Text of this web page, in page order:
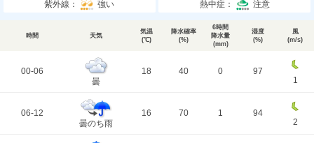
紫外線： 強い 熱中症： 注意
時間 天気
気温
(℃)
降水確率
(%)
6時間
降水量
(mm)
湿度
(%)
風
(m/s)
00-06
曇
18 40 0
97
1
06-12
曇のち雨
16 70 1
94
2